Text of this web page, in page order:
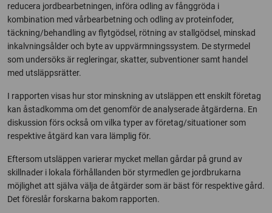
reducera jordbearbetningen, införa odling av fånggröda i
kombination med vårbearbetning och odling av proteinfoder,
täckning/behandling av flytgödsel, rötning av stallgödsel, minskad
inkalvningsålder och byte av uppvärmningssystem. De styrmedel
som undersöks är regleringar, skatter, subventioner samt handel
med utsläppsrätter.
I rapporten visas hur stor minskning av utsläppen ett enskilt företag
kan åstadkomma om det genomför de analyserade åtgärderna. En
diskussion förs också om vilka typer av företag/situationer som
respektive åtgärd kan vara lämplig för.
Eftersom utsläppen varierar mycket mellan gårdar på grund av
skillnader i lokala förhållanden bör styrmedlen ge jordbrukarna
möjlighet att själva välja de åtgärder som är bäst för respektive gård.
Det föreslår forskarna bakom rapporten.